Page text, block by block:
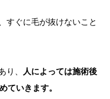
すぐに毛が抜けないこと
り、
人によっては施術後
ていきます。